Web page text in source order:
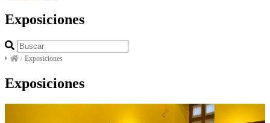
Exposiciones
/ Exposiciones
Exposiciones